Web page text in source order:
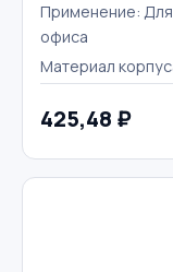
Применение:
офиса
Материал
425,48 ₽